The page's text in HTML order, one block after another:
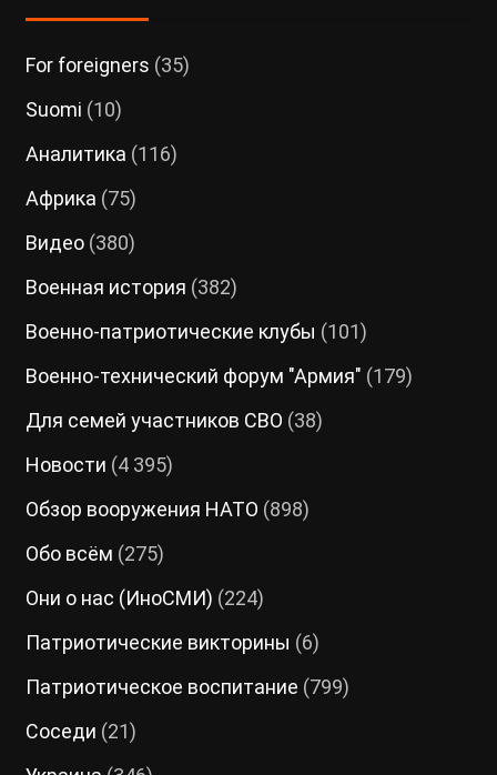
For foreigners (35)
Suomi (10)
Аналитика (116)
Африка (75)
Видео(380)
Военная история (382)
Военно-патриотические клубы (101)
Военно-технический форум "Армия" (179)
Для семей участников СВО (38)
Новости (4 395)
Обзор вооружения НАТО (898)
Обо всём (275)
Они о нас (ИноСМИ) (224)
Патриотические викторины (6)
Патриотическое воспитание (799)
Соседи (21)